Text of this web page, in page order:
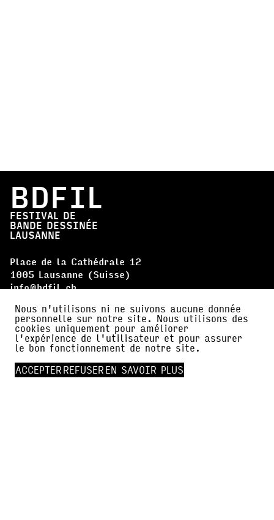
BDFIL
FESTIVAL DE
BANDE DESSINÉE
LAUSANNE
Place de la Cathédrale 12
1005 Lausanne (Suisse)
info@bdfil.ch
PROGRAMME ANNUEL
PRIX BDFIL 2026
OBSERVATOIRE DE LA BANDE DESSINÉE
LE FESTIVAL
Nous n'utilisons ni ne suivons aucune donnée
personnelle sur notre site. Nous utilisons des
cookies uniquement pour améliorer
l'expérience de l'utilisateur et pour assurer
le bon fonctionnement de notre site.
ACCEPTERREFUSEREN SAVOIR PLUS